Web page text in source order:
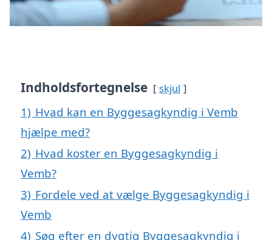
Indholdsfortegnelse skjul
1) Hvad kan en Byggesagkyndig i Vemb
hjælpe med?
2) Hvad koster en Byggesagkyndig i
Vemb?
3) Fordele ved at vælge Byggesagkyndig i
Vemb
4) Søg efter en dygtig Byggesagkyndig i